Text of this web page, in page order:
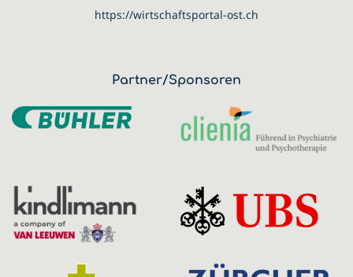
https://wirtschaftsportal-ost.ch
Partner/Sponsoren